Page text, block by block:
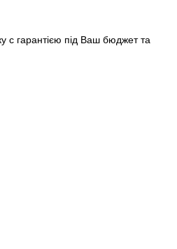
с гарантією під Ваш бюджет та